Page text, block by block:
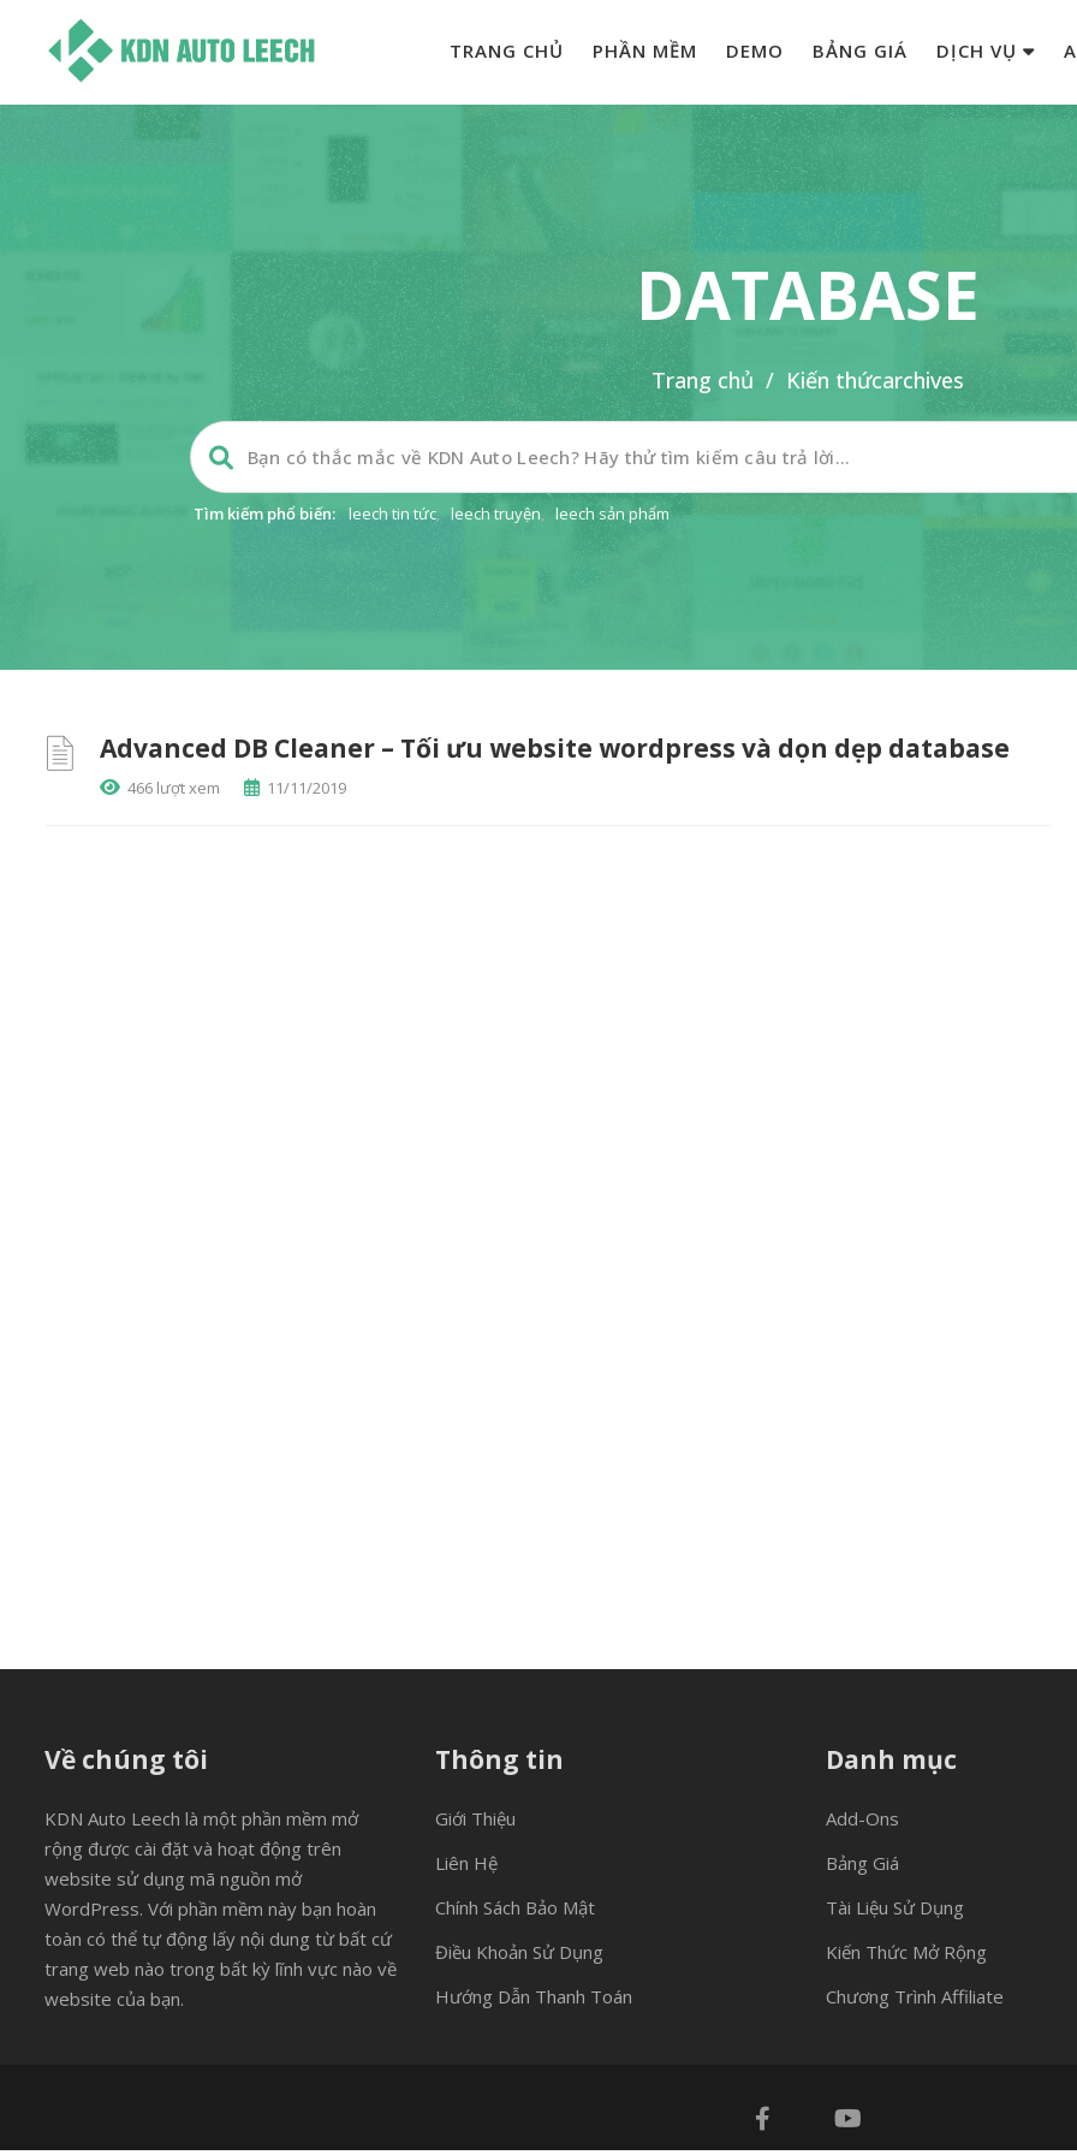
TRANG CHỦ PHẦN MỀM DEMO BẢNG GIÁ DỊCH VỤ
DATABASE
Trang chủ / Kiến thứcarchives
Tìm kiếm phổ biến: leech tin tức, leech truyện, leech sản phẩm
Advanced DB Cleaner – Tối ưu website wordpress và dọn dẹp database
466 lượt xem 11/11/2019
Về chúng tôi
KDN Auto Leech là một phần mềm mở
rộng được cài đặt và hoạt động trên
website sử dụng mã nguồn mở
WordPress. Với phần mềm này bạn hoàn
toàn có thể tự động lấy nội dung từ bất cứ
trang web nào trong bất kỳ lĩnh vực nào về
website của bạn.
Thông tin
Giới Thiệu
Liên Hệ
Chính Sách Bảo Mật
Điều Khoản Sử Dụng
Hướng Dẫn Thanh Toán
Danh mục
Add-Ons
Bảng Giá
Tài Liệu Sử Dụng
Kiến Thức Mở Rộng
Chương Trình Affiliate